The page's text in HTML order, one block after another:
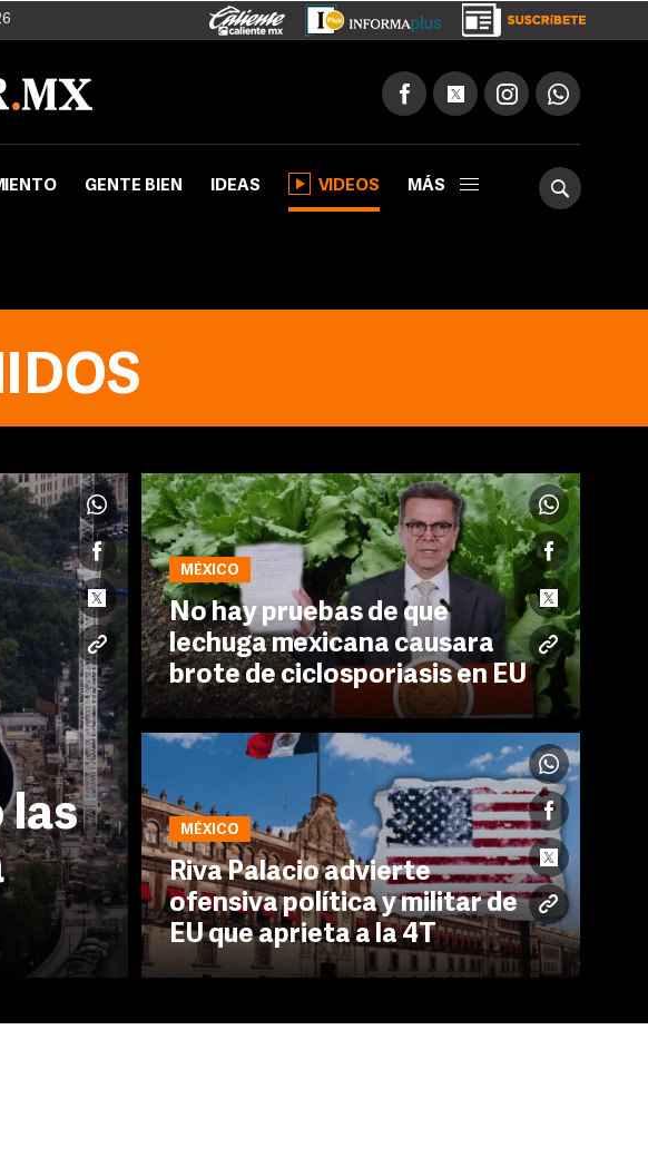
GENTE BIEN IDEAS VIDEOS MÁS
las
MÉXICO
No hay pruebas de que
lechuga mexicana causara
brote de ciclosporiasis en EU
MÉXICO
Riva Palacio advierte
ofensiva política y militar de
EU que aprieta a la 4T